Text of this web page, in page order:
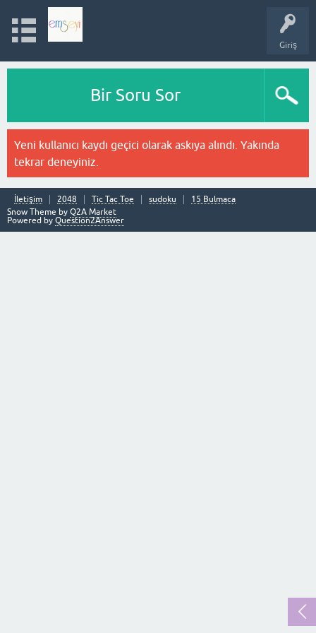
Giriş
Bir Soru Sor
Yeni kullanıcı kaydı geçici olarak askıya alındı. Yakında
tekrar deneyiniz.
İletişim 2048 Tic Tac Toe sudoku
15 Bulmaca
Snow Theme by Q2A Market
Powered by Question2Answer